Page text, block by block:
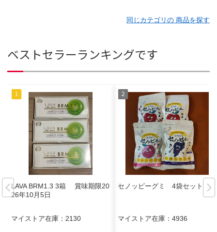
同じカテゴリの 商品を探す
ベストセラーランキングです
LAVA BRM1.3 3箱 賞味期限20
26年10月5日
マイストア在庫： 2130
セノッピーグミ 4袋セット
マイストア在庫： 4936